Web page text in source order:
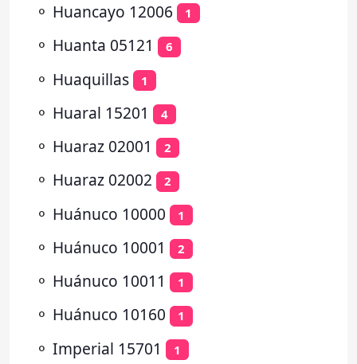
⚬ Huancayo 12006 1
⚬ Huanta 05121 6
⚬ Huaquillas 1
⚬ Huaral 15201 4
⚬ Huaraz 02001 2
⚬ Huaraz 02002 2
⚬ Huánuco 10000 1
⚬ Huánuco 10001 2
⚬ Huánuco 10011 1
⚬ Huánuco 10160 1
⚬ Imperial 15701 1